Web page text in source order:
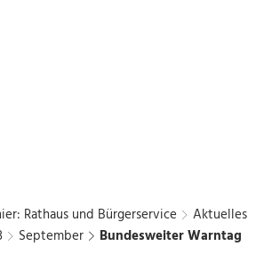
Rathaus und Bürgerservice
Aktuelles
September Bundesweiter Warntag